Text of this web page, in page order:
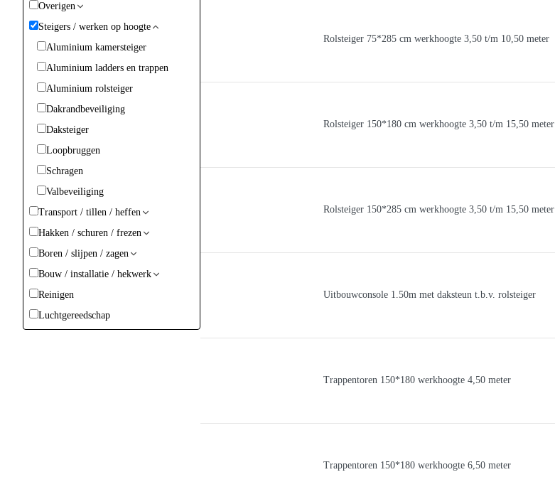
Overigen
Steigers / werken op hoogte
Aluminium kamersteiger
Aluminium ladders en trappen
Aluminium rolsteiger
Dakrandbeveiliging
Daksteiger
Loopbruggen
Schragen
Valbeveiliging
Transport / tillen / heffen
Hakken / schuren / frezen
Boren / slijpen / zagen
Bouw / installatie / hekwerk
Reinigen
Luchtgereedschap
Rolsteiger 75*285 cm werkhoogte 3,50 t/m 10,50 meter
Rolsteiger 150*180 cm werkhoogte 3,50 t/m 15,50 meter
Rolsteiger 150*285 cm werkhoogte 3,50 t/m 15,50 meter
Uitbouwconsole 1.50m met daksteun t.b.v. rolsteiger
Trappentoren 150*180 werkhoogte 4,50 meter
Trappentoren 150*180 werkhoogte 6,50 meter